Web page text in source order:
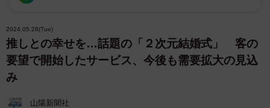
2024.05.28(Tue)
推しとの幸せを…話題の「２次元結婚式」 客の
要望で開始したサービス、今後も需要拡大の見込
み
山陽新聞社